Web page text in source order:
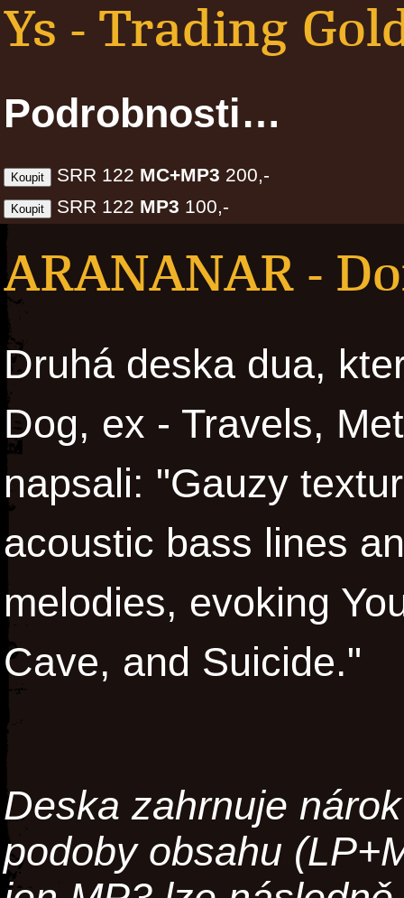
Ys - Trading
Podrobnosti…
SRR 122 MC+MP3 200,-
SRR 122 MP3 100,-
ARANANAR -
Druhá deska dua,
Dog, ex - Travels,
napsali: "Gauzy
acoustic bass lines
melodies, evoking
Cave, and Suicide."
Deska zahrnuje
podoby obsahu